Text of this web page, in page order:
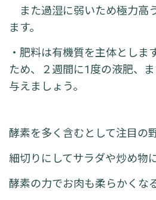
また過湿に弱いため極力高
ます。
・肥料は有機質を主体としま
ため、２週間に1度の液肥、
与えましょう。
酵素を多く含むとして注目の
細切りにしてサラダや炒め物
酵素の力でお肉も柔らかくな